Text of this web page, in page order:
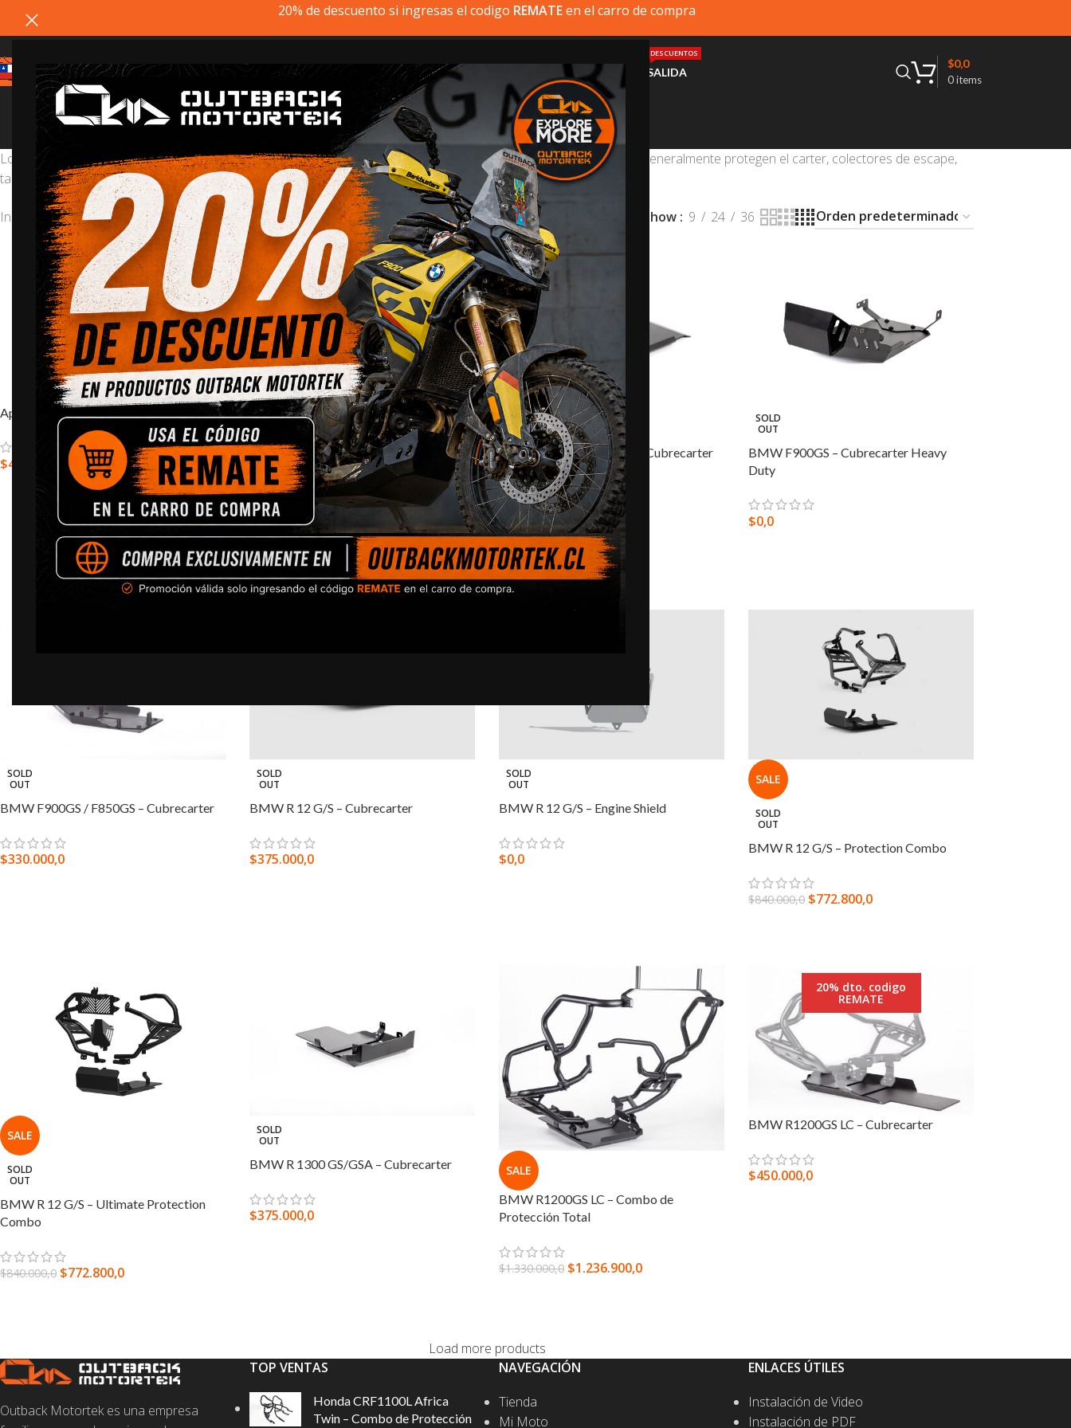
20% de descuento si ingresas el codigo REMATEen el carro de compra
MI MOTOPRODUCTOS INSTALACIÓN SALIDA
DESCUENTOS
0items
$0,0
Cubrecarter
Los cubrecartersuelen ofrecer protección para las partes más vulnerables de un motor. Nuestros cubre carter generalmente protegen el carter, colectores de escape,
tapas de embrague y/o estátor, filtro de aceite, radiador de aceite y bomba de agua.
Inicio Protección/Cubrecarter Show 9 24 36
20% dto. codigo
REMATE
Aprilia Tuareg 660 – Cubrecarter
$400.000,0
SELECCIONAR OPCIONES
SALE
SOLD
OUT
Aprilia Tuareg 660 – Protection Combo
$690.900,0
LEER MÁS
SOLD
OUT
BMW F700GS / F800GS – Cubrecarter
$335.000,0
SELECCIONAR OPCIONES
SOLD
OUT
BMW F900GS – Cubrecarter Heavy
Duty
$0,0
SOLD
OUT
BMW F900GS / F850GS – Cubrecarter
$330.000,0
SOLD
OUT
BMW R 12 G/S – Cubrecarter
$375.000,0
SOLD
OUT
BMW R 12 G/S – Engine Shield
$0,0
SALE
SOLD
OUT
BMW R 12 G/S – Protection Combo
$840.000,0 $772.800,0
SALE
SOLD
OUT
BMW R 12 G/S – Ultimate Protection
Combo
$840.000,0 $772.800,0
SOLD
OUT
BMW R 1300 GS/GSA – Cubrecarter
$375.000,0
SALE
BMW R1200GS LC – Combo de
Protección Total
$1.330.000,0 $1.236.900,0
20% dto. codigo
REMATE
BMW R1200GS LC – Cubrecarter
$450.000,0
Load more products
Outback Motortek es una empresa
TOP VENTAS
Honda CRF1100L Africa
Twin – Combo de Protección
NAVEGACIÓN
Tienda
Mi Moto
ENLACES ÚTILES
Instalación de Video
Instalación de PDF